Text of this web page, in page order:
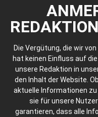
Die Vergütung, die wir
hat keinen Einfluss auf
unsere Redaktion in
den Inhalt der Website.
aktuelle Informationen zu
sie für unsere
garantieren, dass alle